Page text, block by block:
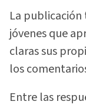
La
jóvenes que
claras sus
los
Entre las